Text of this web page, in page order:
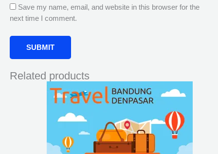
Save my name, email, and website in this browser for the
next time I comment.
Related products